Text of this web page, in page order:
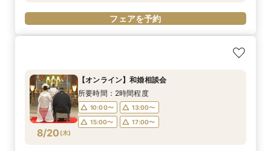
フェアを予約
8/20 (木)
【オンライン】和婚相談会
所要時間：2時間程度
10:00〜
13:00〜
15:00〜
17:00〜